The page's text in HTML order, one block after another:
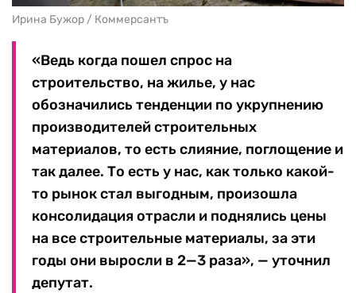
Ирина Бужор / Коммерсантъ
«Ведь когда пошел спрос на
строительство, на жилье, у нас
обозначились тенденции по укрупнению
производителей строительных
материалов, то есть слияние, поглощение и
так далее. То есть у нас, как только какой-
то рынок стал выгодным, произошла
консолидация отрасли и поднялись цены
на все строительные материалы, за эти
годы они выросли в 2—3 раза», — уточнил
депутат.